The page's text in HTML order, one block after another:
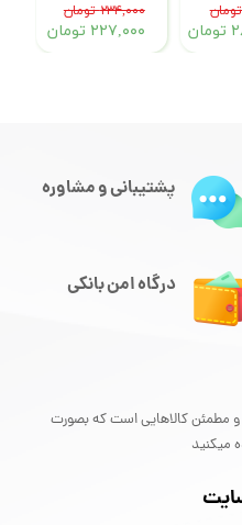
۲۳۴,۰۰۰ تومان
۲۲۷,۰۰۰ تومان
درگاه امن بانکی
پشتیبانی و مشاوره
و مطمئن کالاهایی است که بصورت
میکنید